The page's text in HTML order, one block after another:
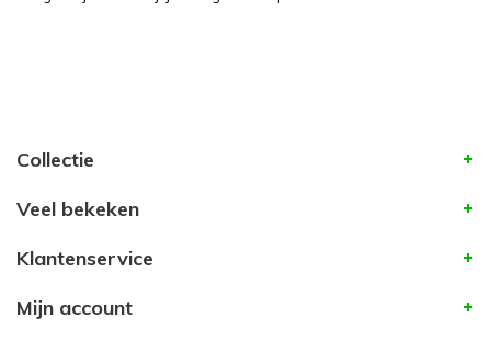
Collectie
Veel bekeken
Klantenservice
Mijn account